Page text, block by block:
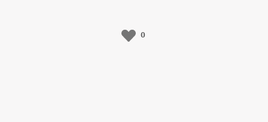
0